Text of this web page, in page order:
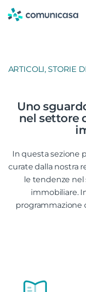
Skip
Condominio360
ARTICOLI, STORIE
Uno
nel settore
In questa sezione
curate dalla nostra
le tendenze nel
immobiliare.
programmazione